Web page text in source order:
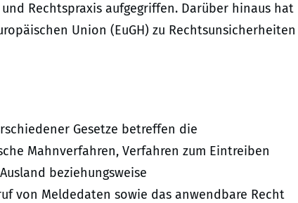
Rechtspraxis aufgegriffen. Darüber hinaus hat
Union (EuGH) zu Rechtsunsicherheiten
Gesetze betreffen die
Mahnverfahren, Verfahren zum Eintreiben
beziehungsweise
von Meldedaten sowie das anwendbare Recht